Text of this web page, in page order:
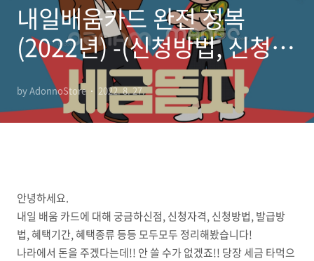
내일배움카드 완전 정복
(2022년) -(신청방법, 신청자
격, 발급조건 등)
by AdonnoStore 2022. 8. 27.
안녕하세요.
내일 배움 카드에 대해 궁금하신점, 신청자격, 신청방법, 발급방
법, 혜택기간, 혜택종류 등등 모두모두 정리해봤습니다!
나라에서 돈을 주겠다는데!! 안 쓸 수가 없겠죠!! 당장 세금 타먹으